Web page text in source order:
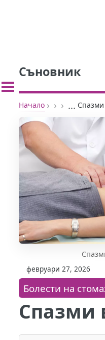
Съновник
Начало › › › ... Спазми
февруари 27, 2026
Болести на
Спазми